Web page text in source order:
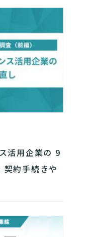
活用企業の 9
約手続きや